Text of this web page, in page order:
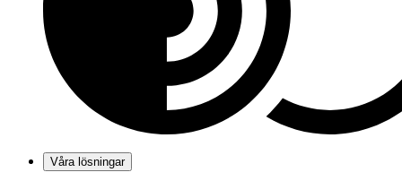
Våra lösningar